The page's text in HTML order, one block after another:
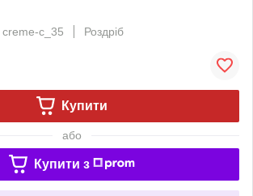
c_35
Роздріб
Купити
або
Купити з